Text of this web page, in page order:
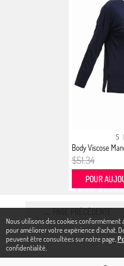
Nous utilisons des cookies conformément
pour améliorer votre expérience d`achat.
peuvent être consultées sur notre page,
confidentialité.
S
Body Viscose
$51.34
POUR